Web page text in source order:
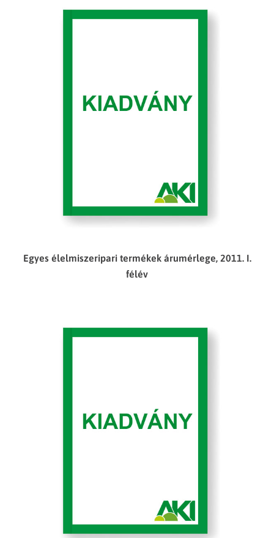
Egyes élelmiszeripari termékek árumérlege, 2011. I.
félév